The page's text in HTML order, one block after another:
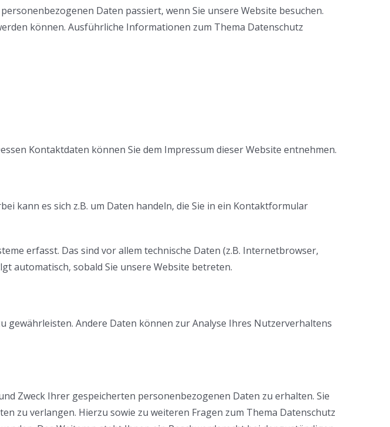
Daten passiert, wenn Sie unsere Website besuchen.
können. Ausführliche Informationen zum Thema Datenschutz
Kontaktdaten können Sie dem Impressum dieser Website entnehmen.
kann es sich z.B. um Daten handeln, die Sie in ein Kontaktformular
erfasst. Das sind vor allem technische Daten (z.B. Internetbrowser,
automatisch, sobald Sie unsere Website betreten.
Andere Daten können zur Analyse Ihres Nutzerverhaltens
Zweck Ihrer gespeicherten personenbezogenen Daten zu erhalten. Sie
zu verlangen. Hierzu sowie zu weiteren Fragen zum Thema Datenschutz